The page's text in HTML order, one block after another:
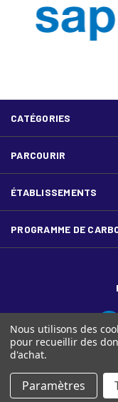
CATÉGORIES
PARCOURIR
ÉTABLISSEMENTS
PROGRAMME DE
© Ariva, et le logo
Nous utilisons des
pour recueillir des
d'achat.
Paramètres